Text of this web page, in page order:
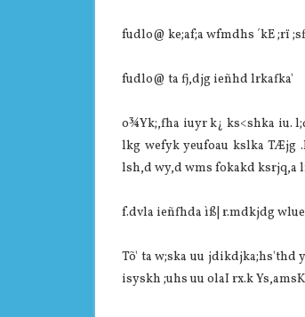
fudlo@ ke;af;a wfmdhs ´kE ;rï
fudlo@ ta fj,djg ieñhd lrkafka'
o¾Yk;,fha iuyr k¿ ks<shka iu.
lkg wefyk yeufoau kslka TÆjg
lsh,d wy,d wms fokakd ksrjq,a
f.dvla ieñfhda ìß| r.mdkjdg
Tõ' ta w;ska uu jdikdjka;hs'thd
isyskh ;uhs uu olaI rx.k